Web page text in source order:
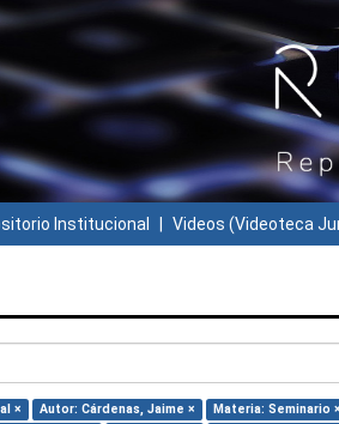
Institucional Videos (Videoteca
× Autor: Cárdenas, Jaime × Materia: Seminario ×